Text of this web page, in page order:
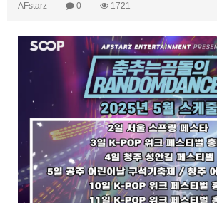
AFstarz 0 1721